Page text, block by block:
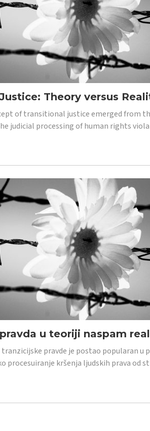
Theory versus
of transitional justice emerged
judicial processing of human rights
u teoriji naspam
pravde je postao popularan
procesuiranje kršenja ljudskih prava